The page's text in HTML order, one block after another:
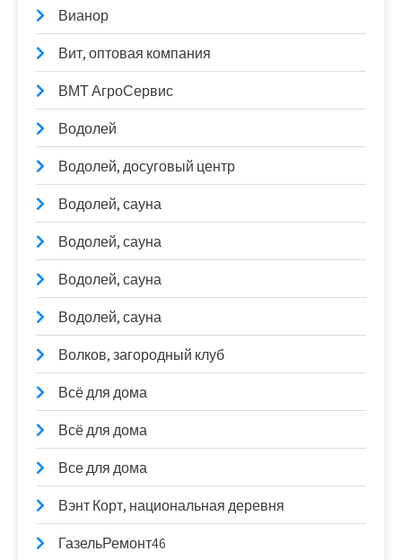
Вианор
Вит, оптовая компания
ВМТ АгроСервис
Водолей
Водолей, досуговый центр
Водолей, сауна
Водолей, сауна
Водолей, сауна
Водолей, сауна
Волков, загородный клуб
Всё для дома
Всё для дома
Все для дома
Вэнт Корт, национальная деревня
ГазельРемонт46